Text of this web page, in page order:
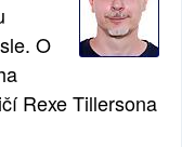
O
Rexe Tillersona